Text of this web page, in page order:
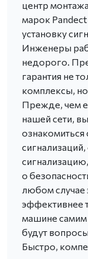
центр
марок
установку
Инженеры
недорого.
гарантия не
комплексы,
Прежде, чем
нашей сети,
о
любом случае
эффективнее
машине самим
будут
Быстро,